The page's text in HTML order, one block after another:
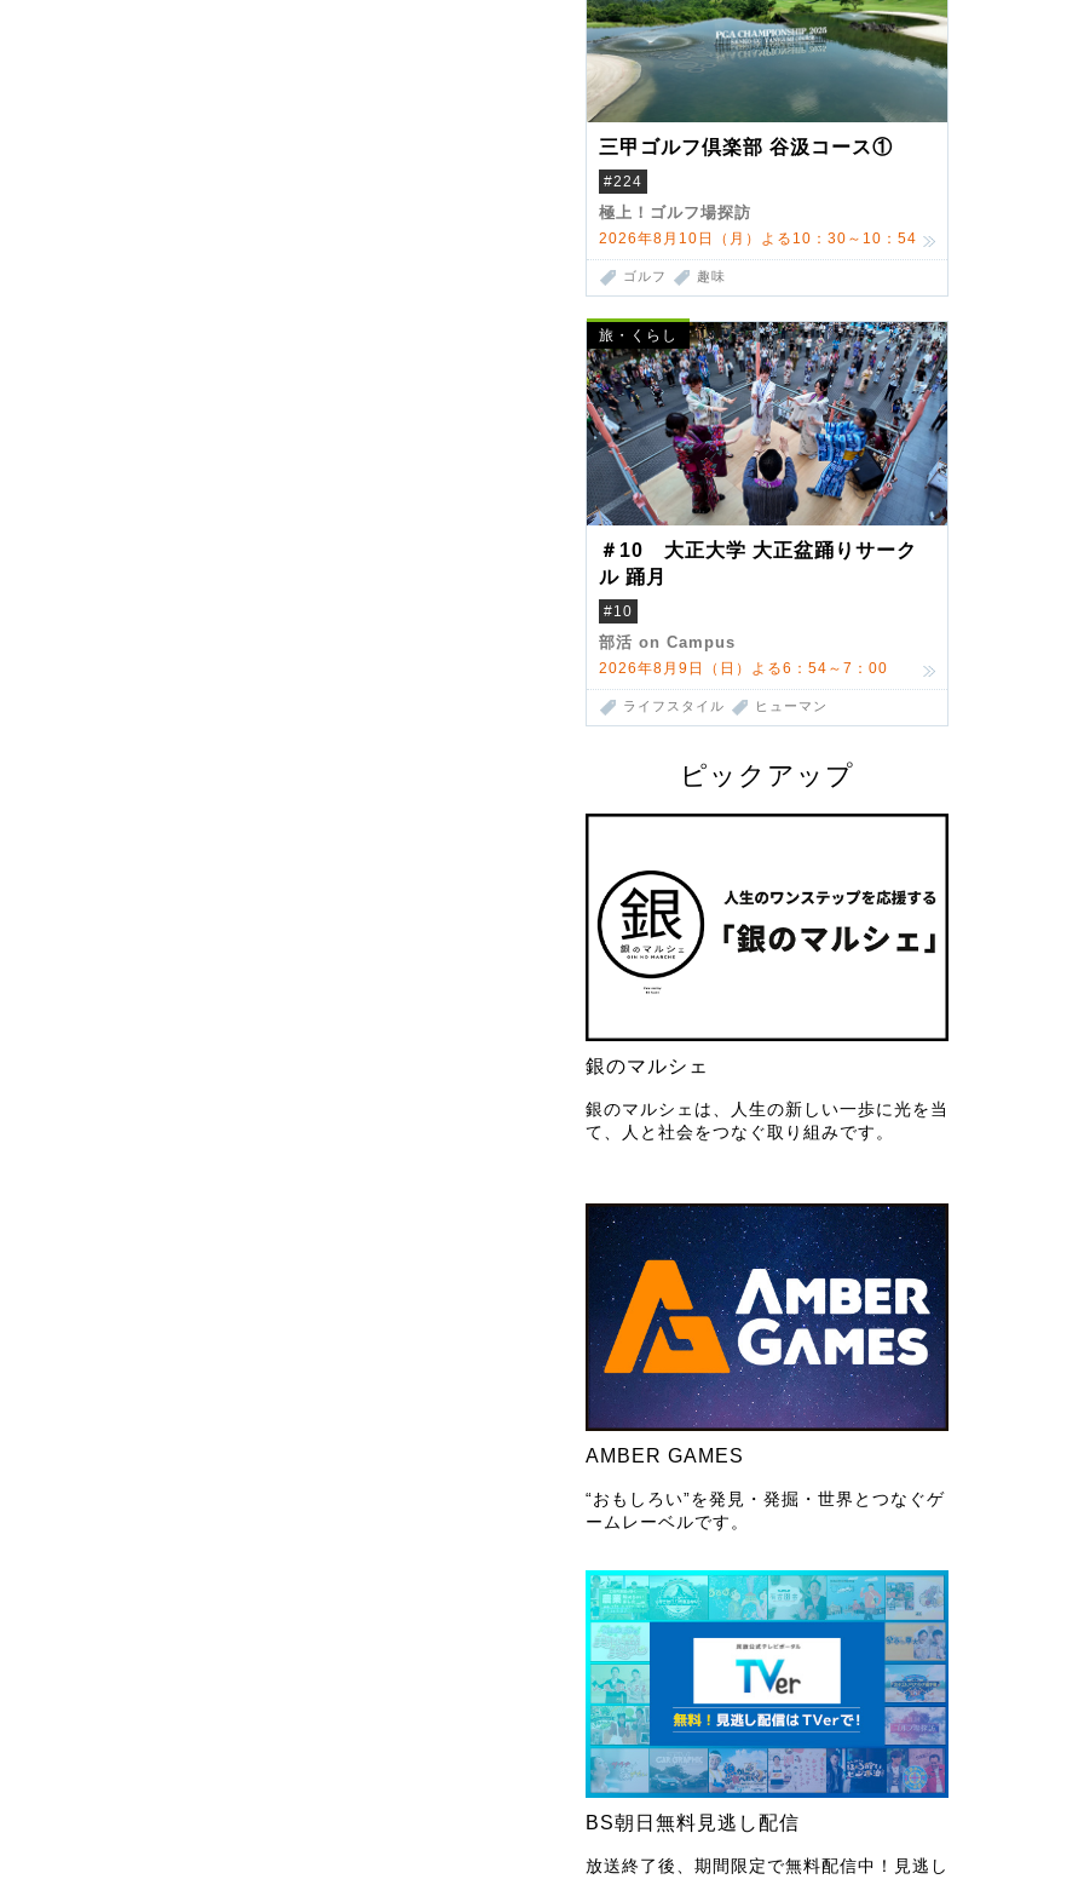
三甲ゴルフ倶楽部 谷汲コース①
#224
極上！ゴルフ場探訪
2026年8月10日（月）よる10：30～10：54
ゴルフ 趣味
旅・くらし
＃10 大正大学 大正盆踊りサーク
ル 踊月
#10
部活 on Campus
2026年8月9日（日）よる6：54～7：00
ライフスタイル ヒューマン
ピックアップ
銀のマルシェ
銀のマルシェは、人生の新しい一歩に光を当
て、人と社会をつなぐ取り組みです。
AMBER GAMES
“おもしろい”を発見・発掘・世界とつなぐゲ
ームレーベルです。
BS朝日無料見逃し配信
放送終了後、期間限定で無料配信中！見逃し